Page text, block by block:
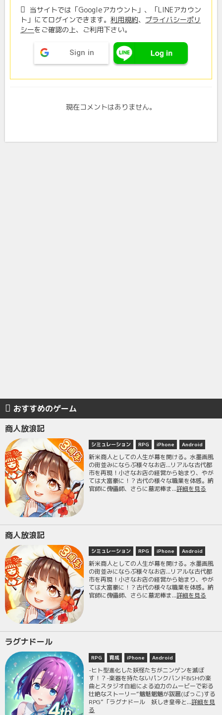
当サイトでは「Googleアカウント」、「LINEアカウン
ト」にてログインできます。 利用規約、 プライバシーポリ
シーをご確認の上、ご利用下さい。
Sign in
現在コメントはありません。
おすすめのゲーム
商人放浪記
シミュレーション RPG iPhone Android
新米商人としての人生が幕を開ける。水墨画風
の街並みにならぶ様々なお店...リアルな古代都
市を再現！小さなお店の経営から始まり、やが
ては大富豪に！？古代の様々な職業を体感。納
官師に傀儡師、さらに墓泥棒ま...詳細を見る
商人放浪記
シミュレーション RPG iPhone Android
新米商人としての人生が幕を開ける。水墨画風
の街並みにならぶ様々なお店...リアルな古代都
市を再現！小さなお店の経営から始まり、やが
ては大富豪に！？古代の様々な職業を体感。納
官師に傀儡師、さらに墓泥棒ま...詳細を見る
ラグナドール
RPG 育成 iPhone Android
-ヒト型進化した妖怪たちがニンゲンを滅ぼ
す！？-楽器を持たないパンクバンドBiSHの楽
曲とスタジオ白組による迫力のムービーで彩る
壮絶なストーリー“魑魅魍魎が跋扈(ばっこ)する
RPG”「ラグナドール 妖しき皇帝と...詳細を見
る